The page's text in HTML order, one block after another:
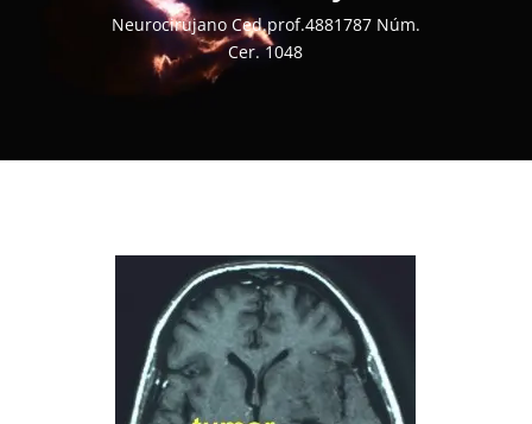
Neurocirujano Ced.prof.4881787 Núm.
Cer. 1048